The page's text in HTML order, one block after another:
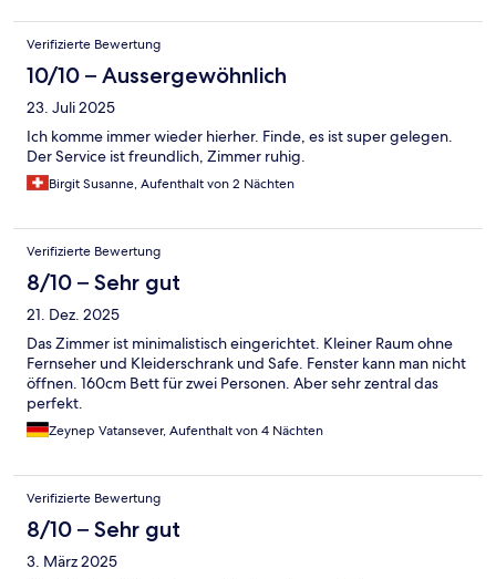
Verifizierte Bewertung
10/10 – Aussergewöhnlich
23. Juli 2025
Ich komme immer wieder hierher. Finde, es ist super gelegen.
Der Service ist freundlich, Zimmer ruhig.
Birgit Susanne, Aufenthalt von 2 Nächten
Verifizierte Bewertung
8/10 – Sehr gut
21. Dez. 2025
Das Zimmer ist minimalistisch eingerichtet. Kleiner Raum ohne
Fernseher und Kleiderschrank und Safe. Fenster kann man nicht
öffnen. 160cm Bett für zwei Personen. Aber sehr zentral das
perfekt.
Zeynep Vatansever, Aufenthalt von 4 Nächten
Verifizierte Bewertung
8/10 – Sehr gut
3. März 2025